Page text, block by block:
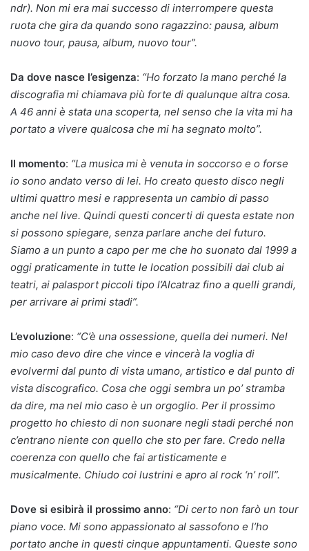
ndr). Non mi era mai successo di interrompere questa
ruota che gira da quando sono ragazzino: pausa, album
nuovo tour, pausa, album, nuovo tour”.
Da dove nasce l’esigenza: “Ho forzato la mano perché la
discografia mi chiamava più forte di qualunque altra cosa.
A 46 anni è stata una scoperta, nel senso che la vita mi ha
portato a vivere qualcosa che mi ha segnato molto”.
Il momento: “La musica mi è venuta in soccorso e o forse
io sono andato verso di lei. Ho creato questo disco negli
ultimi quattro mesi e rappresenta un cambio di passo
anche nel live. Quindi questi concerti di questa estate non
si possono spiegare, senza parlare anche del futuro.
Siamo a un punto a capo per me che ho suonato dal 1999 a
oggi praticamente in tutte le location possibili dai club ai
teatri, ai palasport piccoli tipo l’Alcatraz fino a quelli grandi,
per arrivare ai primi stadi”.
L’evoluzione: “C’è una ossessione, quella dei numeri. Nel
mio caso devo dire che vince e vincerà la voglia di
evolvermi dal punto di vista umano, artistico e dal punto di
vista discografico. Cosa che oggi sembra un po’ stramba
da dire, ma nel mio caso è un orgoglio. Per il prossimo
progetto ho chiesto di non suonare negli stadi perché non
c’entrano niente con quello che sto per fare. Credo nella
coerenza con quello che fai artisticamente e
musicalmente. Chiudo coi lustrini e apro al rock ‘n’ roll”.
Dove si esibirà il prossimo anno: “Di certo non farò un tour
piano voce. Mi sono appassionato al sassofono e l’ho
portato anche in questi cinque appuntamenti. Queste sono